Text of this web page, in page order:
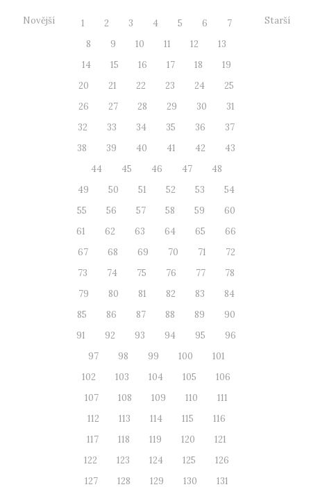
Novější 1 2 3 4 5 6
7
8
9 10 11 12
13
14
15 16 17 18
19
20
21 22 23 24
25
26
27 28 29 30
31
32
33 34 35 36
37
38
39 40 41 42
43
44
45 46 47
48
49
50 51 52 53
54
55
56 57 58 59
60
61
62 63 64 65
66
67
68 69 70 71
72
73
74 75 76 77
78
79
80 81 82 83
84
85
86 87 88 89
90
91
92 93 94 95
96
97
98 99 100
101
102
103 104 105
106
107
108 109 110
111
112
113 114 115
116
117
118 119 120
121
122
123 124 125
126
127
128 129 130
131
Starší